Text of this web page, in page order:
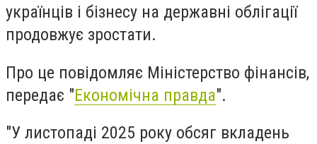
українців і бізнесу на державні облігації
продовжує зростати.
Про це повідомляє Міністерство фінансів,
передає "Економічна правда".
"У листопаді 2025 року обсяг вкладень